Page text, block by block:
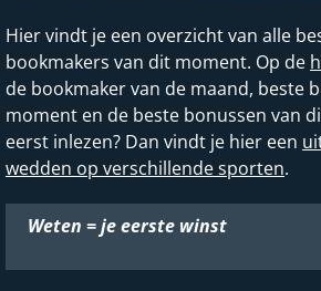
Hier vindt je een overzicht van alle
bookmakers van dit moment. Op de
de bookmaker van de maand, beste
moment en de beste bonussen van
eerst inlezen? Dan vindt je hier een
wedden op verschillende sporten.
Weten = je eerste winst